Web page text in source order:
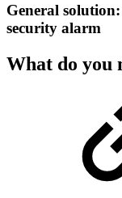
General
security alarm
What do you